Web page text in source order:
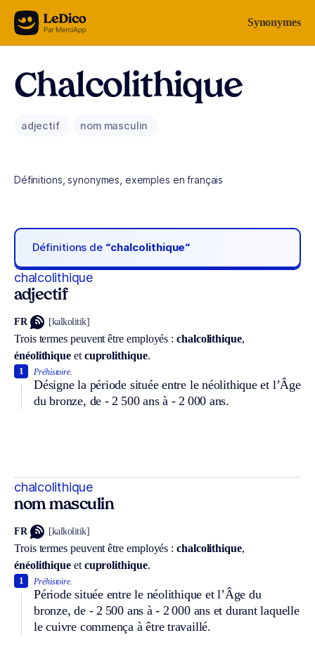
Aller au contenu Synonymes
Chalcolithique
adjectif nom masculin
Définitions, synonymes, exemples en français
Définitions de “chalcolithique“
chalcolithique
adjectif
FR [kalkolitik]
Trois termes peuvent être employés :chalcolithique,
énéolithique et cuprolithique.
Préhistoire.
Désigne la période située entre le néolithique et l’Âge
du bronze, de - 2 500 ans à - 2 000 ans.
1
chalcolithique
nom masculin
FR [kalkolitik]
Trois termes peuvent être employés :chalcolithique,
énéolithique et cuprolithique.
Préhistoire.
Période située entre le néolithique et l’Âge du
bronze, de - 2 500 ans à - 2 000 ans et durant laquelle
le cuivre commença à être travaillé.
1